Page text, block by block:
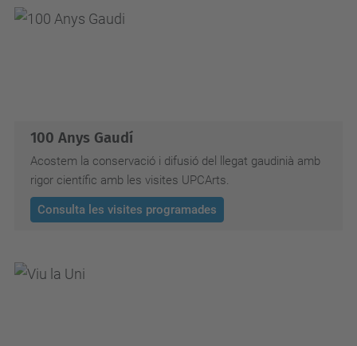
100 Anys Gaudí
Acostem la conservació i difusió del llegat gaudinià amb
rigor científic amb les visites UPCArts.
Consulta les visites programades